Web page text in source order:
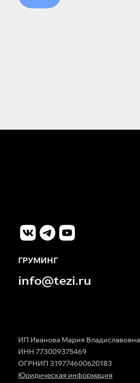
ГРУМИНГ
info@tezi.ru
ИП Иванова Мария Владиславовна
ИНН 773009375469
ОГРНИП 319774600620183
Юридическая информация